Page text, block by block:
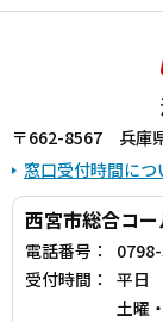
〒662-8567 兵庫
窓口受付時間につ
西宮市総合コ
電話番号：
受付時間：
平日
土曜